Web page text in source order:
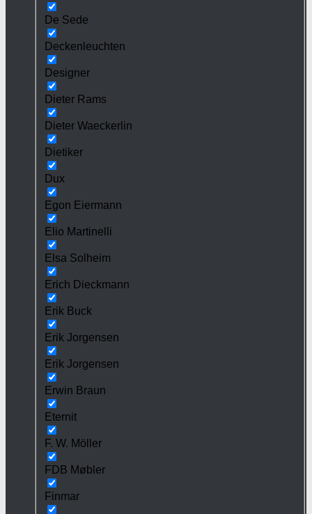
De Sede
Deckenleuchten
Designer
Dieter Rams
Dieter Waeckerlin
Dietiker
Dux
Egon Eiermann
Elio Martinelli
Elsa Solheim
Erich Dieckmann
Erik Buck
Erik Jorgensen
Erik Jorgensen
Erwin Braun
Eternit
F. W. Möller
FDB Møbler
Finmar